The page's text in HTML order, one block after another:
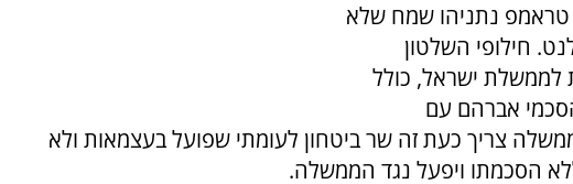
טראמפ נתניהו שמח שלא
חילופי השלטון
לממשלת ישראל, כולל
אברהם עם
צריך כעת זה שר ביטחון לעומתי שפועל בעצמאות ולא
הסכמתו ויפעל נגד הממשלה.